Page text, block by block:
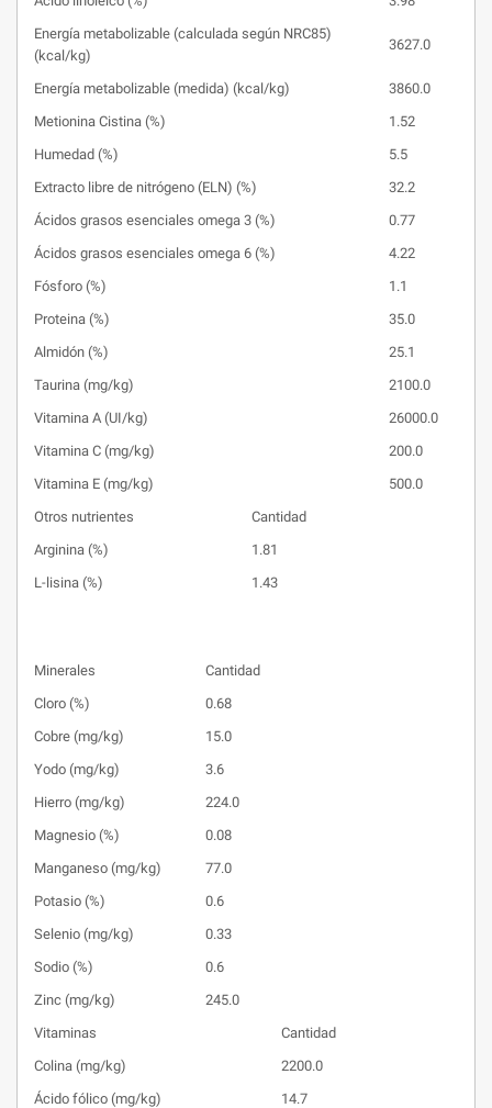
Energía metabolizable (calculada según NRC85)
(kcal/kg)
3627.0
Energía metabolizable (medida) (kcal/kg)
3860.0
Metionina Cistina (%)
1.52
Humedad (%)
5.5
Extracto libre de nitrógeno (ELN) (%)
32.2
Ácidos grasos esenciales omega 3 (%)
0.77
Ácidos grasos esenciales omega 6 (%)
4.22
Fósforo (%)
1.1
Proteina (%)
35.0
Almidón (%)
25.1
Taurina (mg/kg)
2100.0
Vitamina A (UI/kg)
26000.0
Vitamina C (mg/kg)
200.0
Vitamina E (mg/kg)
500.0
Otros nutrientes
Cantidad
Arginina (%)
1.81
L-lisina (%)
1.43
Minerales
Cantidad
Cloro (%)
0.68
Cobre (mg/kg)
15.0
Yodo (mg/kg)
3.6
Hierro (mg/kg)
224.0
Magnesio (%)
0.08
Manganeso (mg/kg)
77.0
Potasio (%)
0.6
Selenio (mg/kg)
0.33
Sodio (%)
0.6
Zinc (mg/kg)
245.0
Vitaminas
Cantidad
Colina (mg/kg)
2200.0
Ácido fólico (mg/kg)
14.7